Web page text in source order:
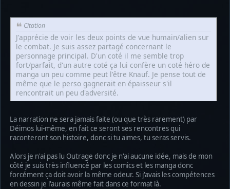
Citation
J'apprécie de voir les deux points de vue humain/alien sur
le combat. Je suis assez partagé concernant le
personnage principal. D'un coté il me semble trop
fort/parfait, d'un autre coté ça lui confère un coté héro de
manga un peu comme peut l'être Knauf. Je pense tout de
même que le perso gagnerait en épaisseur s'il
rencontrait un peu d'adversité.
La narration ne sera jamais faite (ou que très rarement) par
Déimos lui-même, en fait ce seront ses rencontres qui
raconteront son histoire, donc si tu aimes, tu seras servis.
Alors je n'ai pas lu Outrage donc je n'ai aucune idée, mais de mon
côté je suis très influencé par les comics et les manga donc
forcément ça doit avoir la même odeur. Si j'avais les compétences
en dessin je l'aurais même fait dans ce format là.